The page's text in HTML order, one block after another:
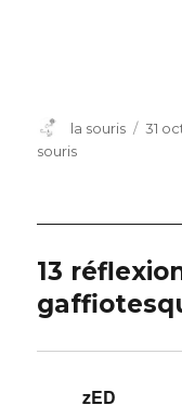
Auteur
la souris 31
souris
13
zED